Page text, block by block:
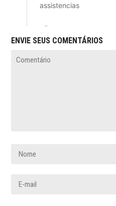
ENVIE SEUS COMENTÁRIOS